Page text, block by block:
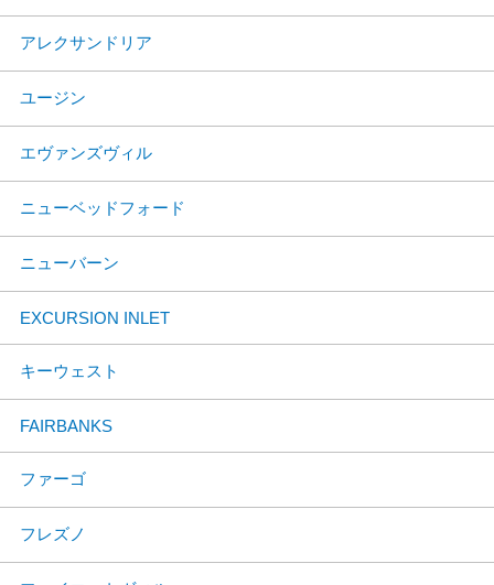
アレクサンドリア
ユージン
エヴァンズヴィル
ニューベッドフォード
ニューバーン
EXCURSION INLET
キーウェスト
FAIRBANKS
ファーゴ
フレズノ